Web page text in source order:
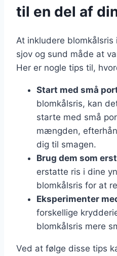
til en del af
At inkludere
sjov og sund måde at
Her er nogle tips til,
Start med små
blomkålsris, kan
starte med små
mængden,
dig til smagen.
Brug dem som
erstatte ris i dine
blomkålsris for at
Eksperimenter
forskellige
blomkålsris mere
Ved at følge disse tips